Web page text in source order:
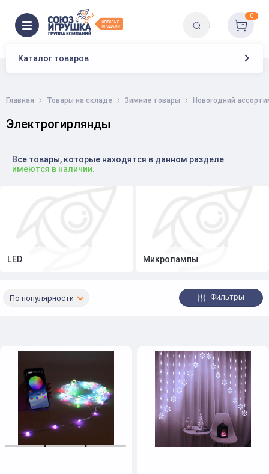
Каталог товаров
0
Главная Товары на складе Зимние товары Новогодний
Электрогирлянды
Все товары, которые находятся в данном разделе
имеются в наличии.
LED Микролампы
По популярности Фильтры